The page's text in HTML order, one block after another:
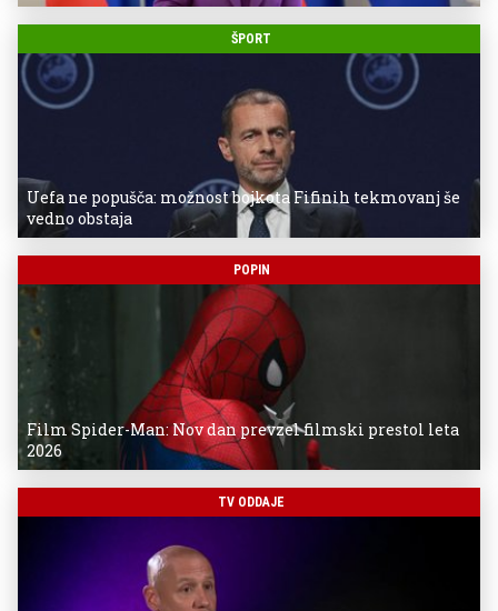
ŠPORT
Uefa ne popušča: možnost bojkota Fifinih tekmovanj še
vedno obstaja
POPIN
Film Spider-Man: Nov dan prevzel filmski prestol leta
2026
TV ODDAJE